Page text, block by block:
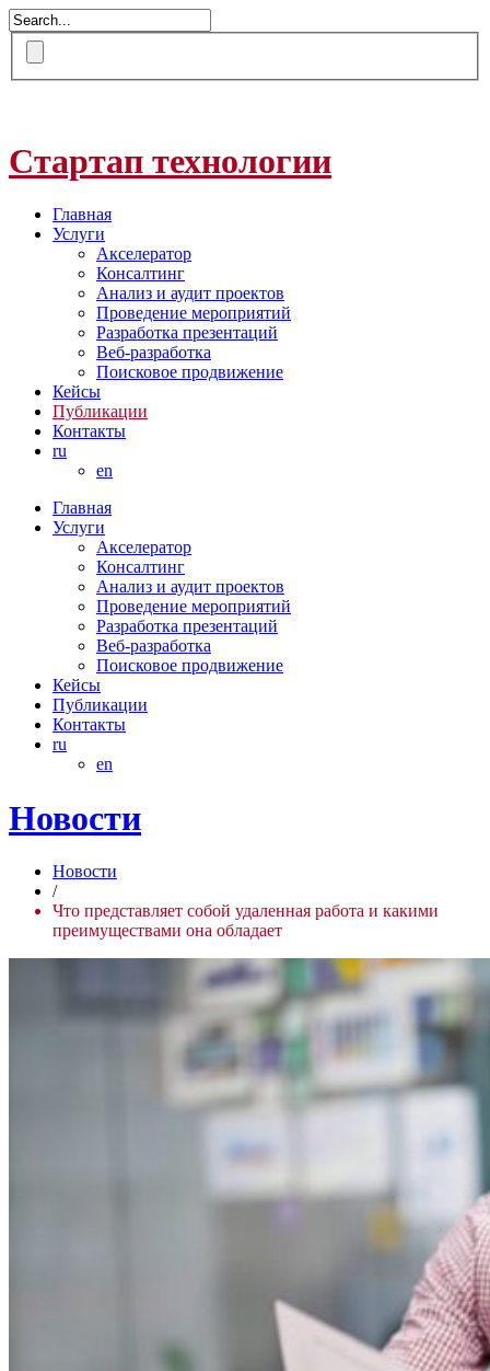
Стартап технологии
Главная
Услуги
Акселератор
Консалтинг
Анализ и аудит проектов
Проведение мероприятий
Разработка презентаций
Веб-разработка
Поисковое продвижение
Кейсы
Публикации
Контакты
ru
en
Главная
Услуги
Акселератор
Консалтинг
Анализ и аудит проектов
Проведение мероприятий
Разработка презентаций
Веб-разработка
Поисковое продвижение
Кейсы
Публикации
Контакты
ru
en
Новости
Новости
/
Что представляет собой удаленная работа и какими
преимуществами она обладает